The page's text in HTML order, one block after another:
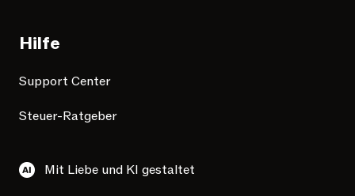
Hilfe
Support Center
Steuer-Ratgeber
Mit Liebe und KI gestaltet